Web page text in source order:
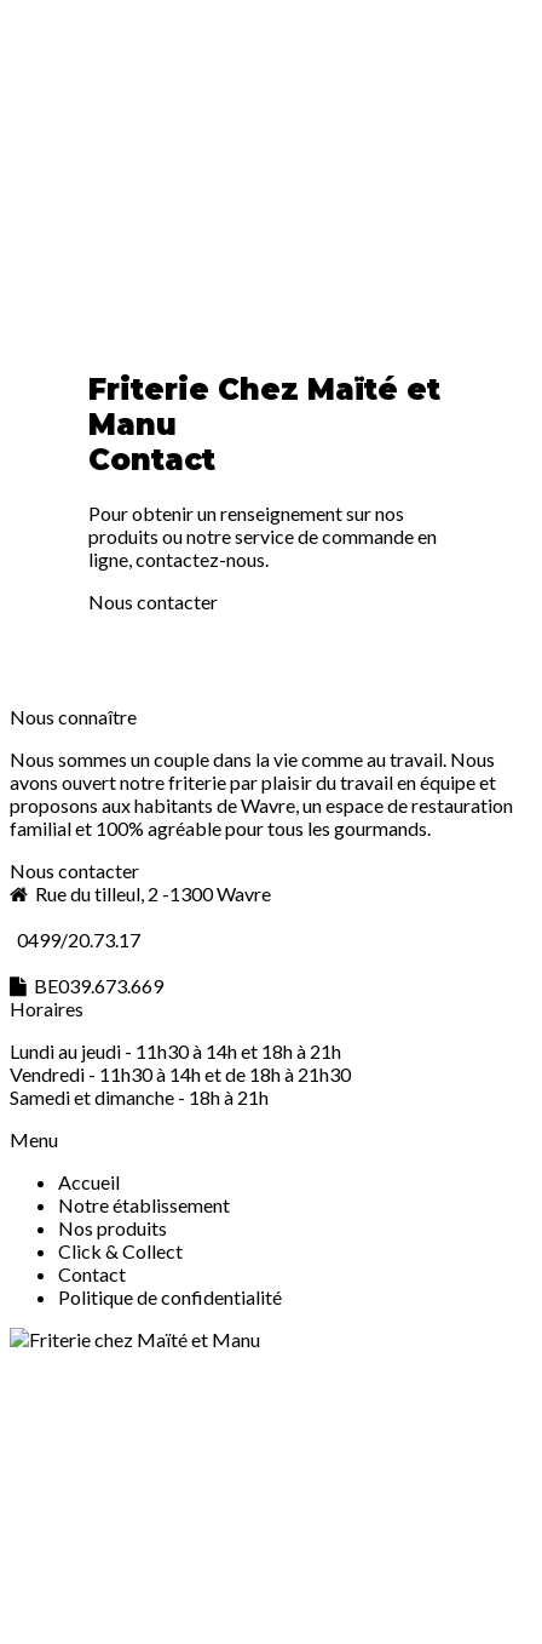
Friterie Chez Maïté et
Manu
Contact
Pour obtenir un renseignement sur nos
produits ou notre service de commande en
ligne, contactez-nous.
Nous contacter
Nous connaître
Nous sommes un couple dans la vie comme au travail. Nous
avons ouvert notre friterie par plaisir du travail en équipe et
proposons aux habitants de Wavre, un espace de restauration
familial et 100% agréable pour tous les gourmands.
Nous contacter
Rue du tilleul, 2 -1300 Wavre
0499/20.73.17
BE039.673.669
Horaires
Lundi au jeudi - 11h30 à 14h et 18h à 21h
Vendredi - 11h30 à 14h et de 18h à 21h30
Samedi et dimanche - 18h à 21h
Menu
Accueil
Notre établissement
Nos produits
Click & Collect
Contact
Politique de confidentialité